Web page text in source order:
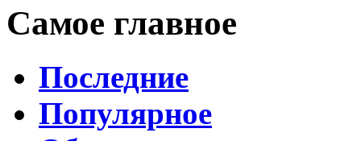
Самое главное
Последние
Популярное